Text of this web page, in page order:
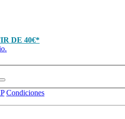
DE 40€*
Condiciones